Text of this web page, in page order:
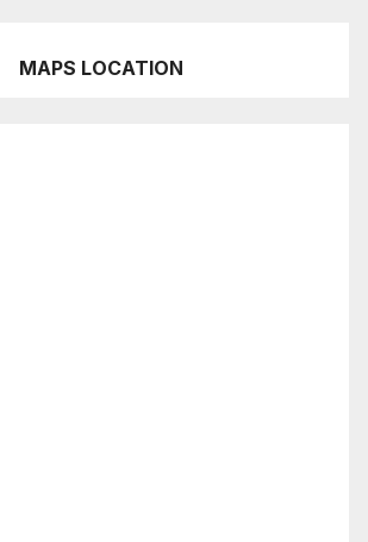
MAPS LOCATION